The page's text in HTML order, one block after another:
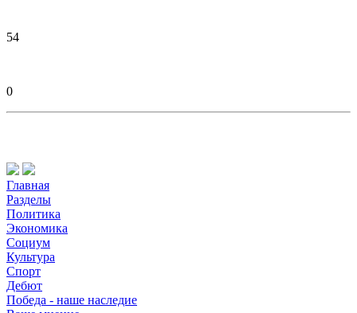
54
0
Главная
Разделы
Политика
Экономика
Социум
Культура
Спорт
Дебют
Победа - наше наследие